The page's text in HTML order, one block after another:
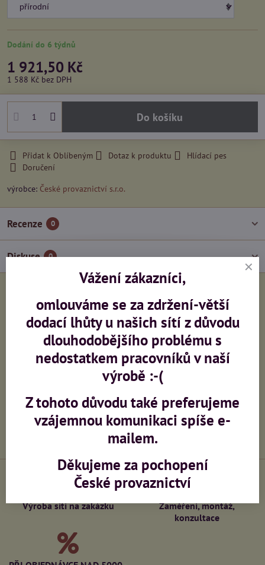
Dodání do 6 týdnů
1 921,50 Kč
1 588 Kč bez DPH
Do košíku
Přidat k Oblíbeným Dotaz k produktu
Hlídací pes
Doručení
výrobce: České provaznictví s.r.o.
Recenze 0
Diskuse 0
Facebook Twitter Reddit LinkedIn WhatsApp
E-
mail
Předchozí produkt
Potřebujete poradit?
+420 603 473 958
info​@ceskeprovaznictvi​.cz
Výroba sítí na zakázku
Zaměření, montáž,
konzultace
Vážení zákazníci,
omlouváme se za zdržení-větší
dodací lhůty u našich sítí z důvodu
dlouhodobějšího problému s
nedostatkem pracovníků v naší
výrobě :-(
Z tohoto důvodu také preferujeme
vzájemnou komunikaci spíše e-
mailem.
Děkujeme za pochopení
České provaznictví